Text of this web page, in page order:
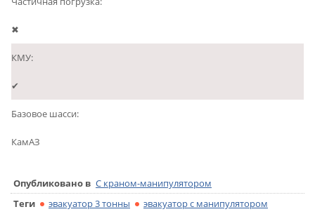
✖
КМУ:
✔
Базовое шасси:
КамАЗ
Опубликовано в С краном-манипулятором
Теги
эвакуатор 3 тонны
эвакуатор с манипулятором